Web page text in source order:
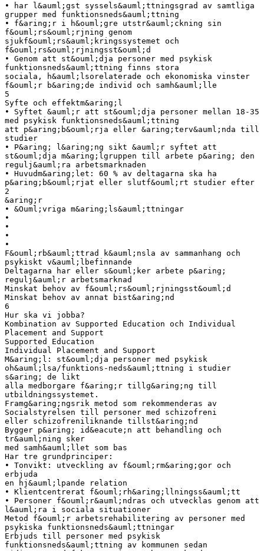
• har l&auml;gst syssels&auml;ttningsgrad av samtliga
grupper med funktionsneds&auml;ttning
• f&aring;r i h&ouml;gre utstr&auml;ckning sin
f&ouml;rs&ouml;rjning genom
sjukf&ouml;rs&auml;kringssystemet och
f&ouml;rs&ouml;rjningsst&ouml;d
• Genom att st&ouml;dja personer med psykisk
funktionsneds&auml;ttning finns stora
sociala, h&auml;lsorelaterade och ekonomiska vinster
f&ouml;r b&aring;de individ och samh&auml;lle
5
Syfte och effektm&aring;l
• Syftet &auml;r att st&ouml;dja personer mellan 18-35
med psykisk funktionsneds&auml;ttning
att p&aring;b&ouml;rja eller &aring;terv&auml;nda till
studier
• P&aring; l&aring;ng sikt &auml;r syftet att
st&ouml;dja m&aring;lgruppen till arbete p&aring; den
regulj&auml;ra arbetsmarknaden
• Huvudm&aring;let: 60 % av deltagarna ska ha
p&aring;b&ouml;rjat eller slutf&ouml;rt studier efter
2
&aring;r
• &Ouml;vriga m&aring;ls&auml;ttningar
•
•
•
•
F&ouml;rb&auml;ttrad k&auml;nsla av sammanhang och
psykiskt v&auml;lbefinnande
Deltagarna har eller s&ouml;ker arbete p&aring;
regulj&auml;r arbetsmarknad
Minskat behov av f&ouml;rs&ouml;rjningsst&ouml;d
Minskat behov av annat bist&aring;nd
6
Hur ska vi jobba?
Kombination av Supported Education och Individual
Placement and Support
Supported Education
Individual Placement and Support
M&aring;l: st&ouml;dja personer med psykisk
oh&auml;lsa/funktions-neds&auml;ttning i studier
s&aring; de likt
alla medborgare f&aring;r tillg&aring;ng till
utbildningssystemet.
Framg&aring;ngsrik metod som rekommenderas av
Socialstyrelsen till personer med schizofreni
eller schizofreniliknande tillst&aring;nd
Bygger p&aring; id&eacute;n att behandling och
tr&auml;ning sker
med samh&auml;llet som bas
Har tre grundprinciper:
• Tonvikt: utveckling av f&ouml;rm&aring;gor och
erbjuda
en hj&auml;lpande relation
• Klientcentrerat f&ouml;rh&aring;llningss&auml;tt
• Personer f&ouml;r&auml;ndras och utvecklas genom att
l&auml;ra i sociala situationer
Metod f&ouml;r arbetsrehabilitering av personer med
psykiska funktionsneds&auml;ttningar
Erbjuds till personer med psykisk
funktionsneds&auml;ttning av kommunen sedan